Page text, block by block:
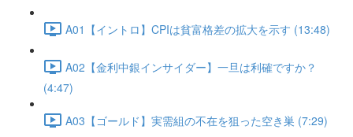
A01【イントロ】CPIは貧富格差の拡大を示す (13:48)
A02【金利中銀インサイダー】一旦は利確ですか？
(4:47)
A03【ゴールド】実需組の不在を狙った空き巣 (7:29)